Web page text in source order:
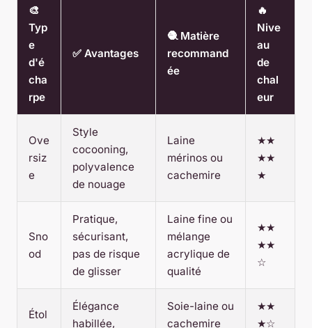
🎨
Typ
e
d'é
cha
rpe
✅ Avantages
🧶 Matière
recommand
ée
🔥
Nive
au
de
chal
eur
Ove
rsiz
e
Style
cocooning,
polyvalence
de nouage
Laine
mérinos ou
cachemire
★★
★★
★
Sno
od
Pratique,
sécurisant,
pas de risque
de glisser
Laine fine ou
mélange
acrylique de
qualité
★★
★★
☆
Étol
Élégance
habillée,
Soie-laine ou
cachemire
★★
★☆